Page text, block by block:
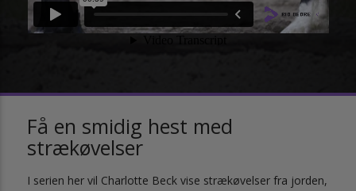
Få en smidig hest med
strækøvelser
I serien her vil Charlotte Beck vise strækøvelser fra jorden,